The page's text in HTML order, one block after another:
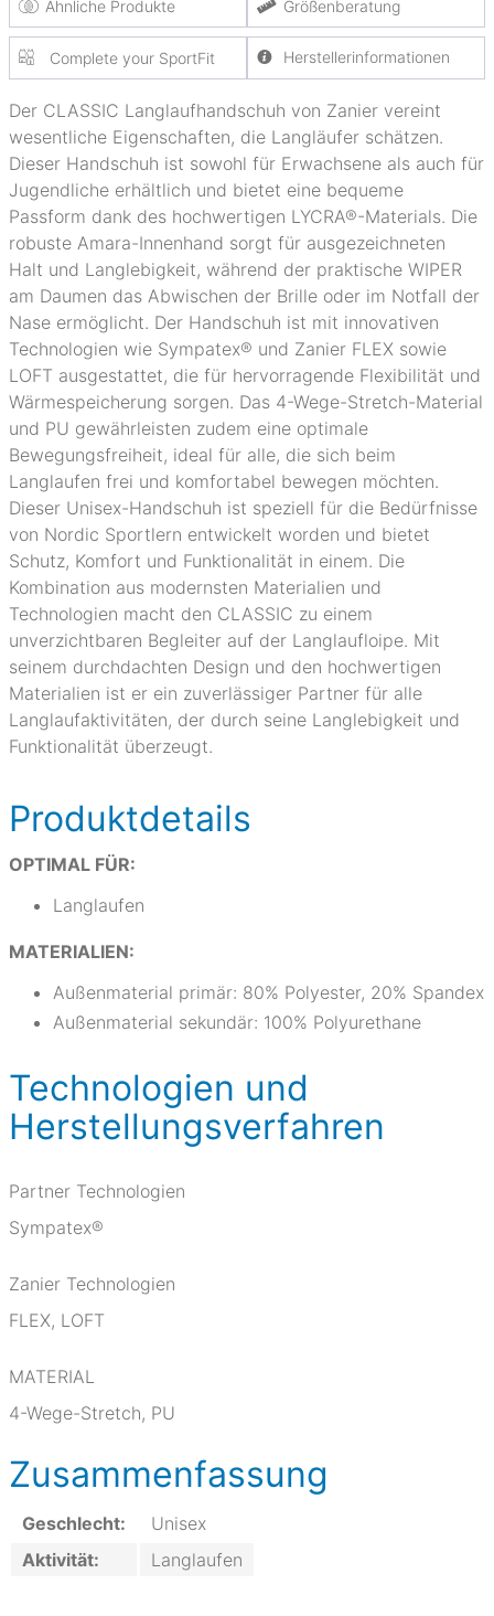
Ähnliche Produkte Größenberatung
Complete your SportFit Herstellerinformationen
Der CLASSIC Langlaufhandschuh von Zanier vereint
wesentliche Eigenschaften, die Langläufer schätzen.
Dieser Handschuh ist sowohl für Erwachsene als auch für
Jugendliche erhältlich und bietet eine bequeme
Passform dank des hochwertigen LYCRA®-Materials. Die
robuste Amara-Innenhand sorgt für ausgezeichneten
Halt und Langlebigkeit, während der praktische WIPER
am Daumen das Abwischen der Brille oder im Notfall der
Nase ermöglicht. Der Handschuh ist mit innovativen
Technologien wie Sympatex® und Zanier FLEX sowie
LOFT ausgestattet, die für hervorragende Flexibilität und
Wärmespeicherung sorgen. Das 4-Wege-Stretch-Material
und PU gewährleisten zudem eine optimale
Bewegungsfreiheit, ideal für alle, die sich beim
Langlaufen frei und komfortabel bewegen möchten.
Dieser Unisex-Handschuh ist speziell für die Bedürfnisse
von Nordic Sportlern entwickelt worden und bietet
Schutz, Komfort und Funktionalität in einem. Die
Kombination aus modernsten Materialien und
Technologien macht den CLASSIC zu einem
unverzichtbaren Begleiter auf der Langlaufloipe. Mit
seinem durchdachten Design und den hochwertigen
Materialien ist er ein zuverlässiger Partner für alle
Langlaufaktivitäten, der durch seine Langlebigkeit und
Funktionalität überzeugt.
Produktdetails
OPTIMAL FÜR:
Langlaufen
MATERIALIEN:
Außenmaterial primär: 80% Polyester, 20% Spandex
Außenmaterial sekundär: 100% Polyurethane
Technologien und
Herstellungsverfahren
Partner Technologien
Sympatex®
Zanier Technologien
FLEX, LOFT
MATERIAL
4-Wege-Stretch, PU
Zusammenfassung
Geschlecht:
Unisex
Aktivität:
Langlaufen